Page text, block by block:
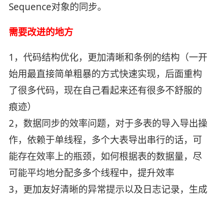
Sequence对象的同步。
需要改进的地方
1，代码结构优化，更加清晰和条例的结构（一开
始用最直接简单粗暴的方式快速实现，后面重构
了很多代码，现在自己看起来还有很多不舒服的
痕迹）
2，数据同步的效率问题，对于多表的导入导出操
作，依赖于单线程，多个大表导出串行的话，可
能存在效率上的瓶颈，如何根据表的数据量，尽
可能平均地分配多多个线程中，提升效率
3，更加友好清晰的异常提示以及日志记录，生成